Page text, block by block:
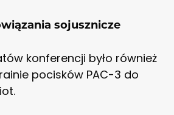
sojusznicze
konferencji było również
pocisków PAC-3 do